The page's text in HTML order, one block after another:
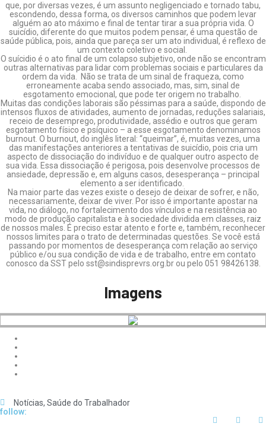
que, por diversas vezes, é um assunto negligenciado e tornado tabu,
escondendo, dessa forma, os diversos caminhos que podem levar
alguém ao ato máximo e final de tentar tirar a sua própria vida. O
suicídio, diferente do que muitos podem pensar, é uma questão de
saúde pública, pois, ainda que pareça ser um ato individual, é reflexo de
um contexto coletivo e social.
ㅤO suícidio é o ato final de um colapso subjetivo, onde não se encontram
outras alternativas para lidar com problemas sociais e particulares da
ordem da vida. Não se trata de um sinal de fraqueza, como
erroneamente acaba sendo associado, mas, sim, sinal de
esgotamento emocional, que pode ter origem no trabalho.
Muitas das condições laborais são péssimas para a saúde, dispondo de
intensos fluxos de atividades, aumento de jornadas, reduções salariais,
receio de desemprego, produtividade, assédio e outros que geram
esgotamento físico e psíquico – a esse esgotamento denominamos
burnout. O burnout, do inglês literal: “queimar”, é, muitas vezes, uma
das manifestações anteriores a tentativas de suicídio, pois cria um
aspecto de dissociação do indivíduo e de qualquer outro aspecto de
sua vida. Essa dissociação é perigosa, pois desenvolve processos de
ansiedade, depressão e, em alguns casos, desesperança – principal
elemento a ser identificado.
ㅤNa maior parte das vezes existe o desejo de deixar de sofrer, e não,
necessariamente, deixar de viver. Por isso é importante apostar na
vida, no diálogo, no fortalecimento dos vínculos e na resistência ao
modo de produção capitalista e à sociedade dividida em classes, raiz
de nossos males. É preciso estar atento e forte e, também, reconhecer
nossos limites para o trato de determinadas questões. Se você está
passando por momentos de desesperança com relação ao serviço
público e/ou sua condição de vida e de trabalho, entre em contato
conosco da SST pelo sst@sindisprevrs.org.br ou pelo 051 98426138.
Imagens
Notícias, Saúde do Trabalhador
follow: